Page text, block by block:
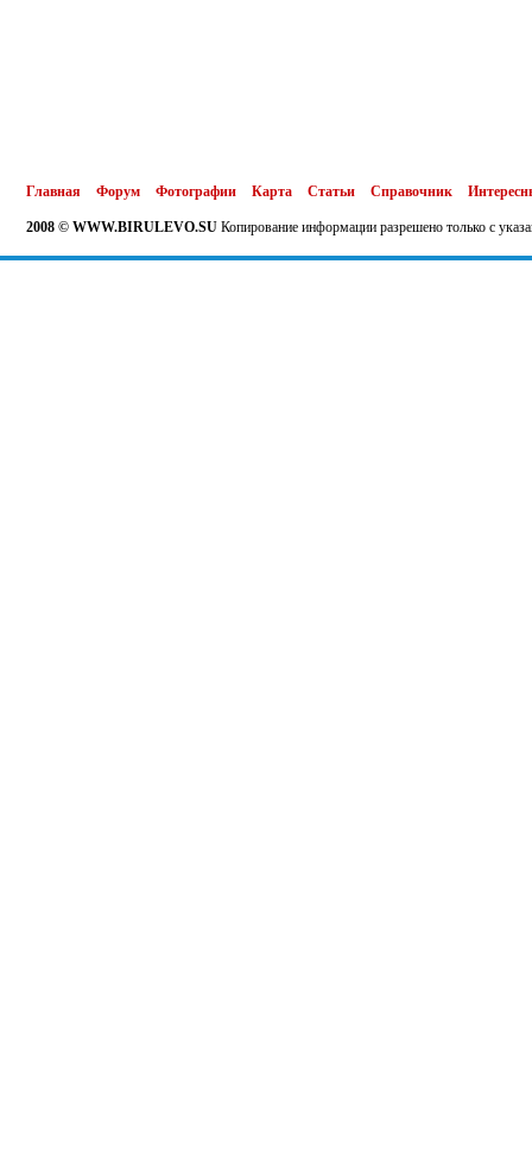
Главная Форум Фотографии Карта Статьи Справочник
2008 © WWW.BIRULEVO.SU Копирование информации разрешено только с